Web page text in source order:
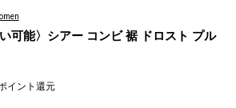
い可能〉シアー コンビ 裾 ドロスト プル
イント還元